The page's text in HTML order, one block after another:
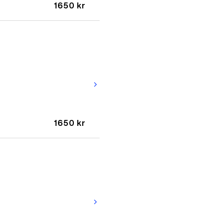
1650 kr
1650 kr
arrow_forward_ios
arrow_forward_ios